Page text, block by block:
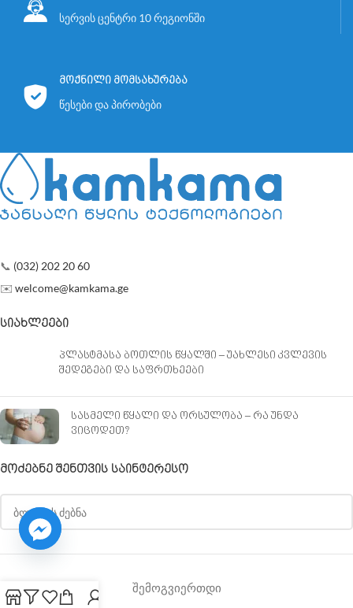
სერვის ცენტრი 10 რეგიონში
მოქნილი მომსახურება
წესები და პირობები
📞 (032) 202 20 60
✉️ welcome@kamkama.ge
ᲡᲘᲐᲮᲚᲔᲔᲑᲘ
პლასტმასა ბოთლის წყალში – უახლესი კვლევის
შედეგები და საფრთხეები
სასმელი წყალი და ორსულობა – რა უნდა
ვიცოდეთ?
ᲛᲝᲫᲔᲑᲜᲔ ᲨᲔᲜᲗᲕᲘᲡ ᲡᲐᲘᲜᲢᲔᲠᲔᲡᲝ
შემოგვიერთდი